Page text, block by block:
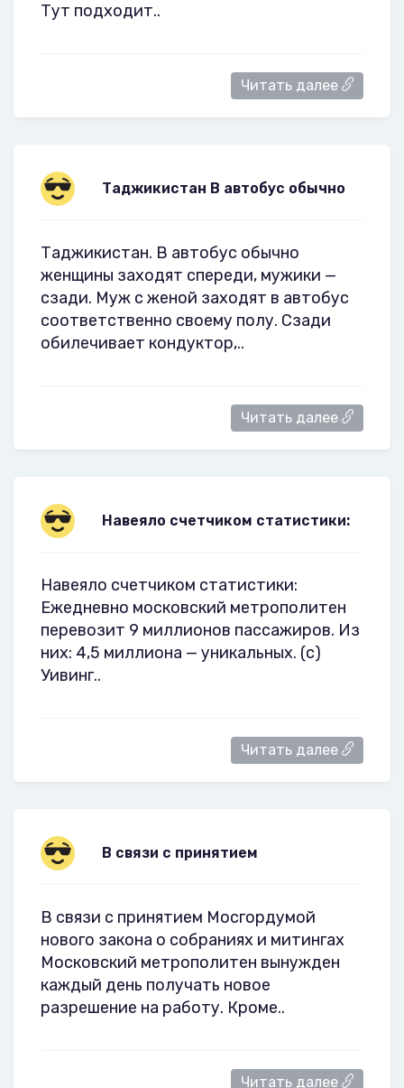
Тут подходит..
Читать далее
Таджикистан В автобус обычно
Таджикистан. В автобус обычно
женщины заходят спереди, мужики —
сзади. Муж с женой заходят в автобус
соответственно своему полу. Сзади
обилечивает кондуктор,..
Читать далее
Навеяло счетчиком статистики:
Навеяло счетчиком статистики:
Ежедневно московский метрополитен
перевозит 9 миллионов пассажиров. Из
них: 4,5 миллиона — уникальных. (с)
Уивинг..
Читать далее
В связи с принятием
В связи с принятием Мосгордумой
нового закона о собраниях и митингах
Московский метрополитен вынужден
каждый день получать новое
разрешение на работу. Кроме..
Читать далее